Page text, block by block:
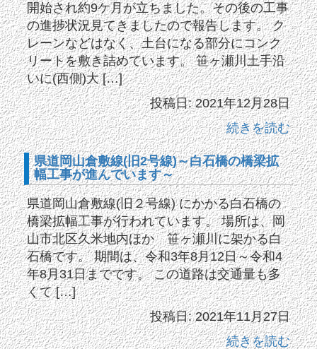
開始され約9ケ月が立ちました。その後の工事
の進捗状況見てきましたので報告します。 ク
レーンなどはなく、土台になる部分にコンク
リートを敷き詰めています。 笹ヶ瀬川土手沿
いに(西側)大 […]
投稿日: 2021年12月28日
続きを読む
県道岡山倉敷線(旧2号線)～白石橋の橋梁拡
幅工事が進んでいます～
県道岡山倉敷線(旧２号線) にかかる白石橋の
橋梁拡幅工事が行われています。 場所は、岡
山市北区久米地内ほか 笹ヶ瀬川に架かる白
石橋です。 期間は、令和3年8月12日～令和4
年8月31日までです。 この道路は交通量も多
くて […]
投稿日: 2021年11月27日
続きを読む